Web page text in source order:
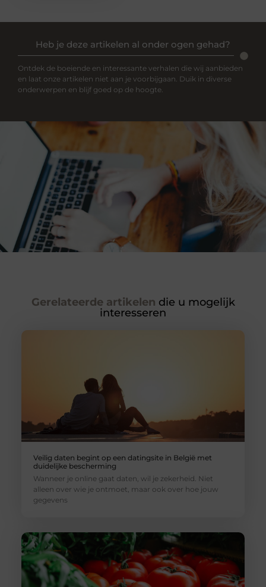
Heb je deze artikelen al onder ogen gehad?
Ontdek de boeiende en interessante verhalen die wij aanbieden
en laat onze artikelen niet aan je voorbijgaan. Duik in diverse
onderwerpen en blijf goed op de hoogte.
Gerelateerde artikelen die u mogelijk
interesseren
Veilig daten begint op een datingsite in België met
duidelijke bescherming
Wanneer je online gaat daten, wil je zekerheid. Niet
alleen over wie je ontmoet, maar ook over hoe jouw
gegevens